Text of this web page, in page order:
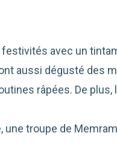
avec un
aussi dégusté des
râpées. De plus,
une troupe de